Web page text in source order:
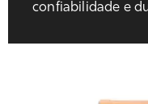
confiabilidade e